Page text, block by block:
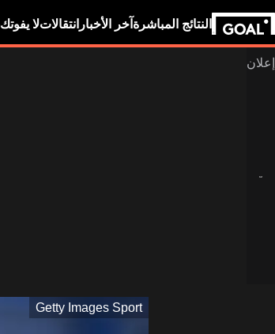
النتائج المباشرة آخر الأخبار انتقالاتلا يفوتك
Getty Images Sport